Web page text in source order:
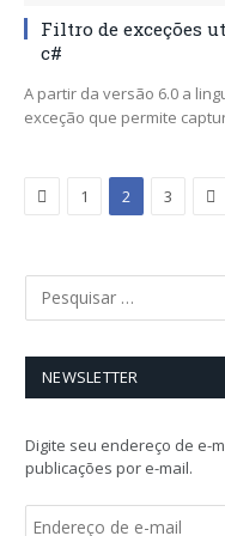
Filtro de exceções
c#
A partir da versão 6.0 a
exceção que permite
Previous
1 2 3
NEWSLETTER
Digite seu endereço de e-
publicações por e-mail.